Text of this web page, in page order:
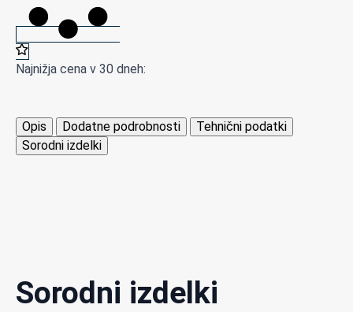
priključnim
kablom
količina
Najnižja cena v 30 dneh:
Opis Dodatne podrobnosti
Tehnični podatki
Sorodni izdelki
Sorodni izdelki